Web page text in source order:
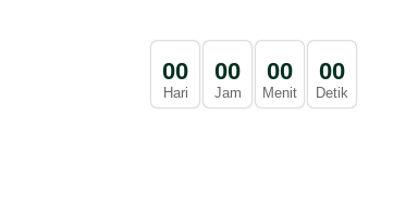
00
Hari
00
Jam
00
Menit
00
Detik